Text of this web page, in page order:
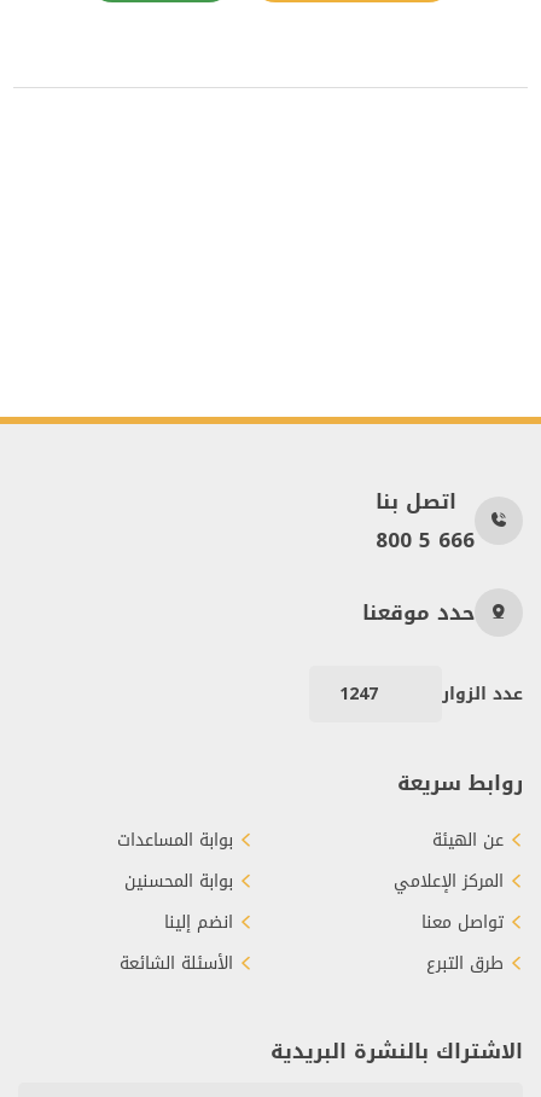
اتصل بنا
800 5 666
حدد موقعنا
عدد الزوار 1247
روابط سريعة
عن الهيئة
المركز الإعلامي
تواصل معنا
طرق التبرع
بوابة المساعدات
بوابة المحسنين
انضم إلينا
الأسئلة الشائعة
الاشتراك بالنشرة البريدية